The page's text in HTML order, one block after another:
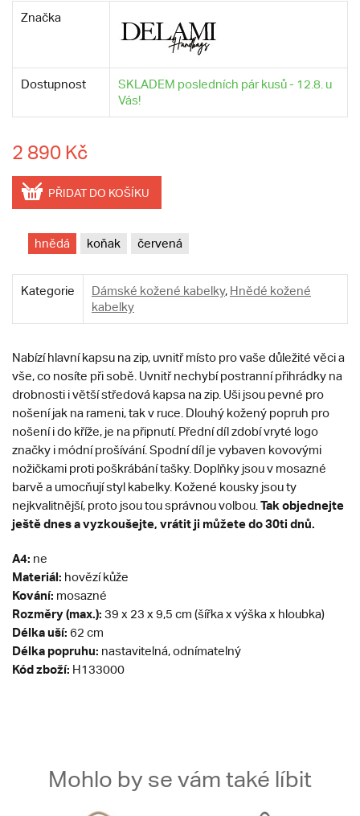
Značka
Dostupnost
SKLADEM posledních pár kusů - 12.8. u
Vás!
2 890 Kč
PŘIDAT DO KOŠÍKU
hnědá koňak červená
Kategorie Dámské kožené kabelky, Hnědé kožené
kabelky
Nabízí hlavní kapsu na zip, uvnitř místo pro vaše důležité věci a
vše, co nosíte při sobě. Uvnitř nechybí postranní přihrádky na
drobnosti i větší středová kapsa na zip. Uši jsou pevné pro
nošení jak na rameni, tak v ruce. Dlouhý kožený popruh pro
nošení i do kříže, je na připnutí. Přední díl zdobí vryté logo
značky i módní prošívání. Spodní díl je vybaven kovovými
nožičkami proti poškrábání tašky. Doplňky jsou v mosazné
barvě a umocňují styl kabelky. Kožené kousky jsou ty
nejkvalitnější, proto jsou tou správnou volbou. Tak objednejte
ještě dnes a vyzkoušejte, vrátit ji můžete do 30ti dnů.
A4: ne
Materiál: hovězí kůže
Kování: mosazné
Rozměry (max.): 39 x 23 x 9,5 cm (šířka x výška x hloubka)
Délka uší: 62 cm
Délka popruhu: nastavitelná, odnímatelný
Kód zboží: H133000
Mohlo by se vám také líbit